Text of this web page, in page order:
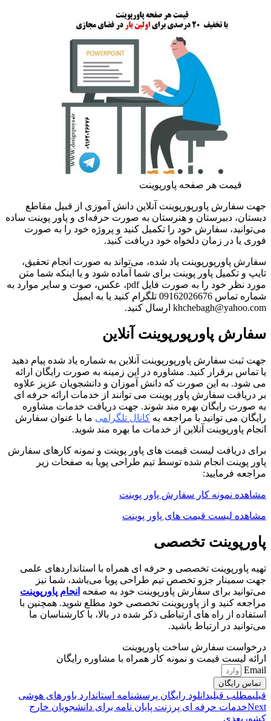
قیمت هر صفحه پاورپوینت
جهت سفارش پاورپورپوینت آنلاین دانش آموزی از قبیل مقاطع
دبستان، دبیرستان و هنرستان به صورت حرفه‌ای و پاور پوینت ساده
می‌توانید، سفارش خود را تکمیل کنید و پروژه خود را به صورت
فوری یا در زمان دلخواه خود دریافت کنید.
سفارش پاورپورپوینت یاد شده، می‌تواند به صورت انجام تحقیق،
تایپ و تکمیل پاور پوینت برای شما آماده شود و یا اینکه شما متن
مورد نظر خود را به صورت فایل pdf، عکس، صوت و سایر موارد به
شماره تماس 09162026676 تلگرام کنید یا به ایمیل
khchebagh@yahoo.com ارسال کنید.
سفارش پاورپورپوینت آنلاین
جهت ثبت سفارش پاورپورپوینت آنلاین به شماره یاد شده پیام دهید
یا تماس برقرار کنید. مشاوره در این زمینه به صورت رایگان ارائه
می شود. به این صورت که دانش آموزان و دانشجویان عزیز علاوه
بر دریافت سفارش پاور پوینت می توانند از خدمات ارائه حرفه ای
به صورت رایگان بهره مند شوند. جهت دریافت خدمات مشاوره
رایگان می توانید با مراجعه به کانال تلگرامی ما با عنوان سفارش
انجام پاورپوینت آنلاین از خدمات ما بهره مند شوید.
برای دریافت لیست قیمت های پاور پوینت و نمونه کارهای سفارش
پاور پوینت انجام شده توسط تیم طراحی پویا به صفحات زیر
مراجعه فرمایید:
مشاهده نمونه کار سفارش پاور پوینت
مشاهده لیست قیمت های پاور پوینت
پاورپوینت تخصصی
تهیه پاورپوینت تخصصی و حرفه ای همراه با استانداردهای علمی
جهت سمینار جزو تخصص تیم طراحی پویا می‌باشد، شما نیز
می‌توانید برای سفارش پاورپوینت خود به صفحه انجام پاورپوینت
مراجعه کنید و از پاورپوینت تخصصی خود مطلع شوید. همچنین با
استفاده از راه های ارتباطی ذکر شده در بالا، با کارشناسان ما
می‌توانید در ارتباط باشید.
درخواست سفارش ساخت پاورپوینت
ارائه لیست قیمت و نمونه کار همراه با مشاوره رایگان
Email
تماس رایگان
قبلیمطلب قبلیدانلود رایگان پرسشنامه استاندارد باورهای هوشی
Nextخدمات حرفه ای پرزنت پایان نامه برای دانشجویان خارج
کشور بعدی